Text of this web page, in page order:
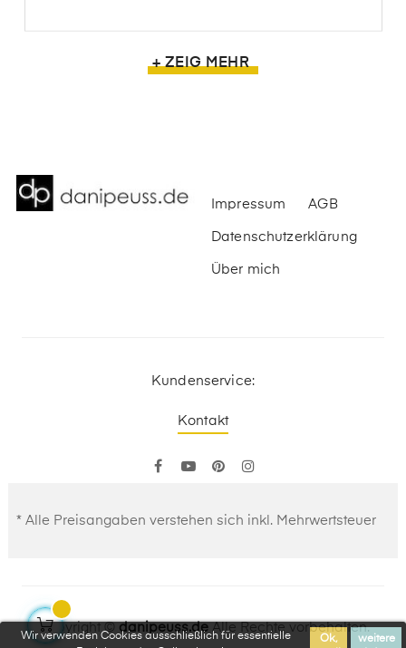
Wir verwenden Cookies ausschließlich für essentielle
Ok, weitere
+ ZEIG MEHR
Impressum AGB
Datenschutzerklärung
Über mich
Kundenservice:
Kontakt
FacebookYouTubePinterest
* Alle Preisangaben verstehen sich inkl. Mehrwertsteuer
Copyright © danipeuss.deAlle Rechte vorbehalten.